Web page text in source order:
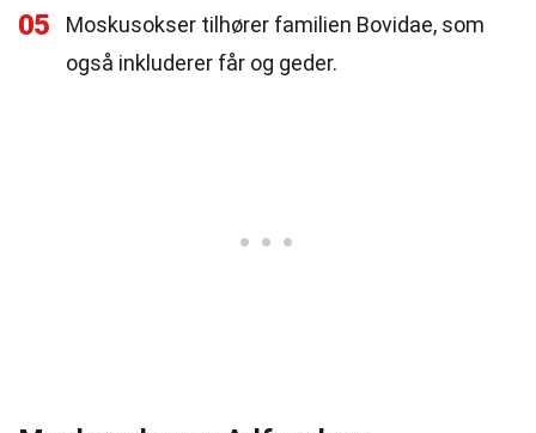
05
Moskusokser tilhører familien Bovidae, som
også inkluderer får og geder.